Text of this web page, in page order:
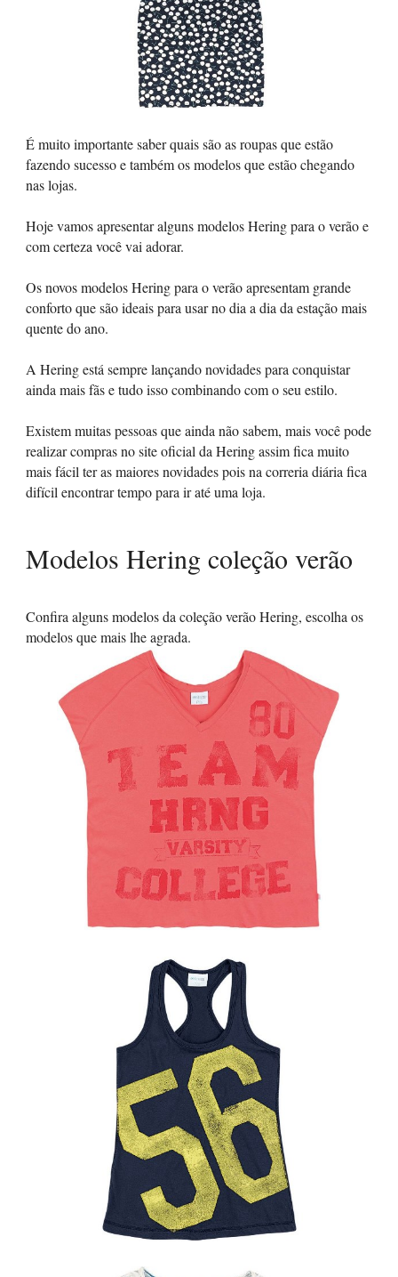
É muito importante saber quais são as roupas que estão
fazendo sucesso e também os modelos que estão chegando
nas lojas.
Hoje vamos apresentar alguns modelos Hering para o verão e
com certeza você vai adorar.
Os novos modelos Hering para o verão apresentam grande
conforto que são ideais para usar no dia a dia da estação mais
quente do ano.
A Hering está sempre lançando novidades para conquistar
ainda mais fãs e tudo isso combinando com o seu estilo.
Existem muitas pessoas que ainda não sabem, mais você pode
realizar compras no site oficial da Hering assim fica muito
mais fácil ter as maiores novidades pois na correria diária fica
difícil encontrar tempo para ir até uma loja.
Modelos Hering coleção verão
Confira alguns modelos da coleção verão Hering, escolha os
modelos que mais lhe agrada.